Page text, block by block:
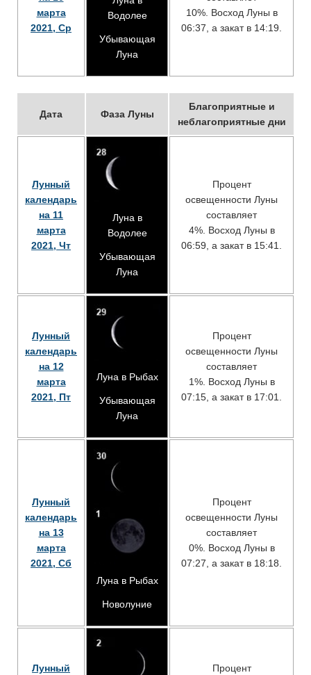
марта
2021, Ср
Водолее
Убывающая
Луна
10%. Восход Луны в
06:37, а закат в 14:19.
Дата Фаза Луны
Благоприятные и
неблагоприятные дни
Лунный
календарь
на 11
марта
2021, Чт
Луна в
Водолее
Убывающая
Луна
Процент
освещенности Луны
составляет
4%. Восход Луны в
06:59, а закат в 15:41.
Лунный
календарь
на 12
марта
2021, Пт
Луна в Рыбах
Убывающая
Луна
Процент
освещенности Луны
составляет
1%. Восход Луны в
07:15, а закат в 17:01.
Лунный
календарь
на 13
марта
2021, Сб
Луна в Рыбах
Новолуние
Процент
освещенности Луны
составляет
0%. Восход Луны в
07:27, а закат в 18:18.
Лунный
Процент